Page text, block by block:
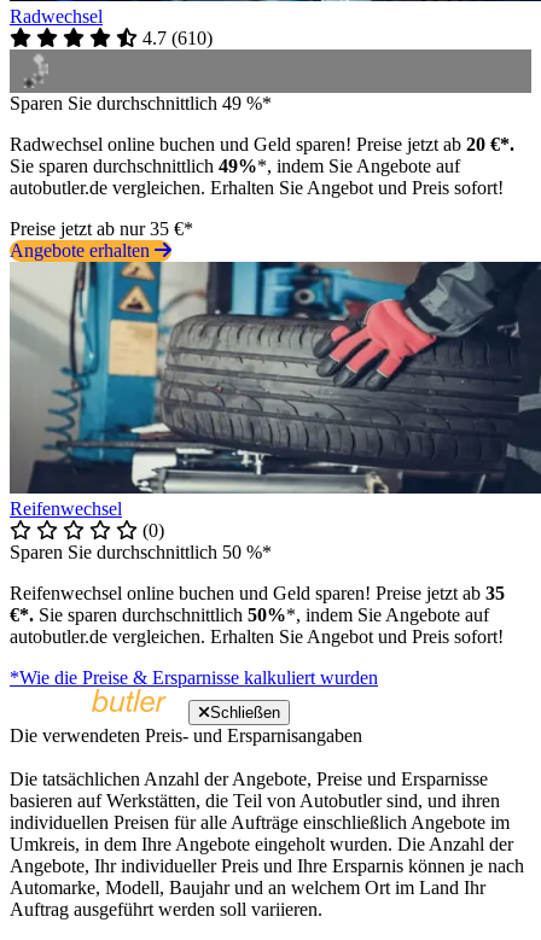
Radwechsel
4.7 (610)
Sparen Sie durchschnittlich 49 %*
Radwechsel online buchen und Geld sparen! Preise jetzt ab 20 €*.
Sie sparen durchschnittlich 49%*, indem Sie Angebote auf
autobutler.de vergleichen. Erhalten Sie Angebot und Preis sofort!
Preise jetzt ab nur 35 €*
Angebote erhalten
Reifenwechsel
(0)
Sparen Sie durchschnittlich 50 %*
Reifenwechsel online buchen und Geld sparen! Preise jetzt ab 35
€*. Sie sparen durchschnittlich 50%*, indem Sie Angebote auf
autobutler.de vergleichen. Erhalten Sie Angebot und Preis sofort!
*Wie die Preise & Ersparnisse kalkuliert wurden
Schließen
Die verwendeten Preis- und Ersparnisangaben
Die tatsächlichen Anzahl der Angebote, Preise und Ersparnisse
basieren auf Werkstätten, die Teil von Autobutler sind, und ihren
individuellen Preisen für alle Aufträge einschließlich Angebote im
Umkreis, in dem Ihre Angebote eingeholt wurden. Die Anzahl der
Angebote, Ihr individueller Preis und Ihre Ersparnis können je nach
Automarke, Modell, Baujahr und an welchem Ort im Land Ihr
Auftrag ausgeführt werden soll variieren.